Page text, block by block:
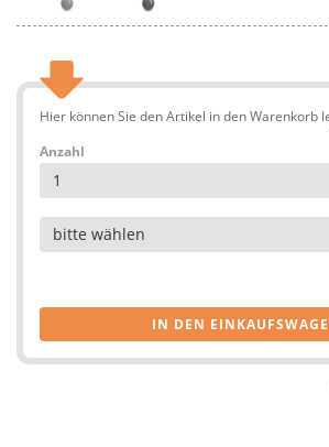
Hier können Sie den Artikel in den Warenkorb
Anzahl
1
Artikel
bitte wählen
IN DEN